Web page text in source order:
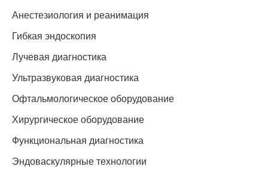
Анестезиология и реанимация
Гибкая эндоскопия
Лучевая диагностика
Ультразвуковая диагностика
Офтальмологическое оборудование
Хирургическое оборудование
Функциональная диагностика
Эндоваскулярные технологии